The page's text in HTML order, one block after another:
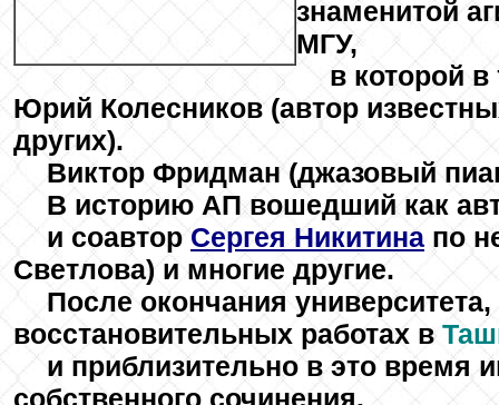
знаменитой
МГУ,
в которой
Юрий Колесников (автор
других).
Виктор Фридман (джазовый
В историю АП вошедший как
и соавторСергея Hикитина по
Светлова) и многие другие.
После окончания
восстановительных работах в
и приблизительно в это
собственного сочинения.